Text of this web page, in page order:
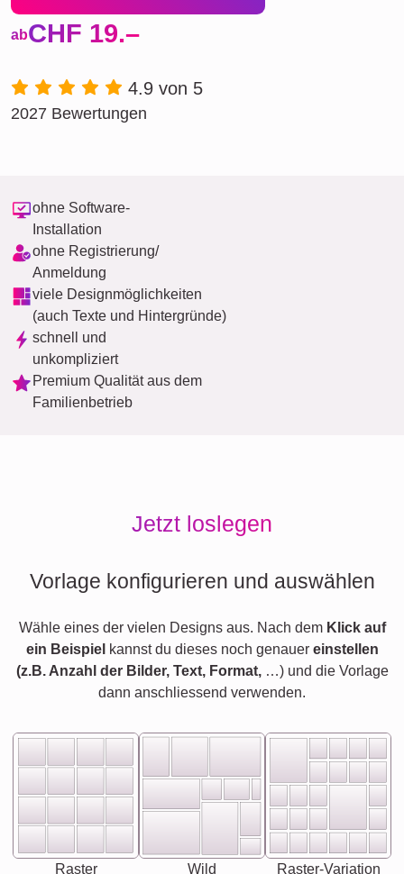
abCHF 19.–
4.9 von 5
2027 Bewertungen
ohne Software-
Installation
ohne Registrierung/
Anmeldung
viele Designmöglichkeiten
(auch Texte und Hintergründe)
schnell und
unkompliziert
Premium Qualität aus dem
Familienbetrieb
Jetzt loslegen
Vorlage konfigurieren und auswählen
Wähle eines der vielen Designs aus. Nach dem Klick auf
ein Beispiel kannst du dieses noch genauer einstellen
(z.B. Anzahl der Bilder, Text, Format,…) und die Vorlage
dann anschliessend verwenden.
Raster Wild Raster-Variation